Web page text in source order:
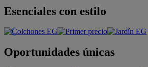
Esenciales con estilo
Oportunidades únicas